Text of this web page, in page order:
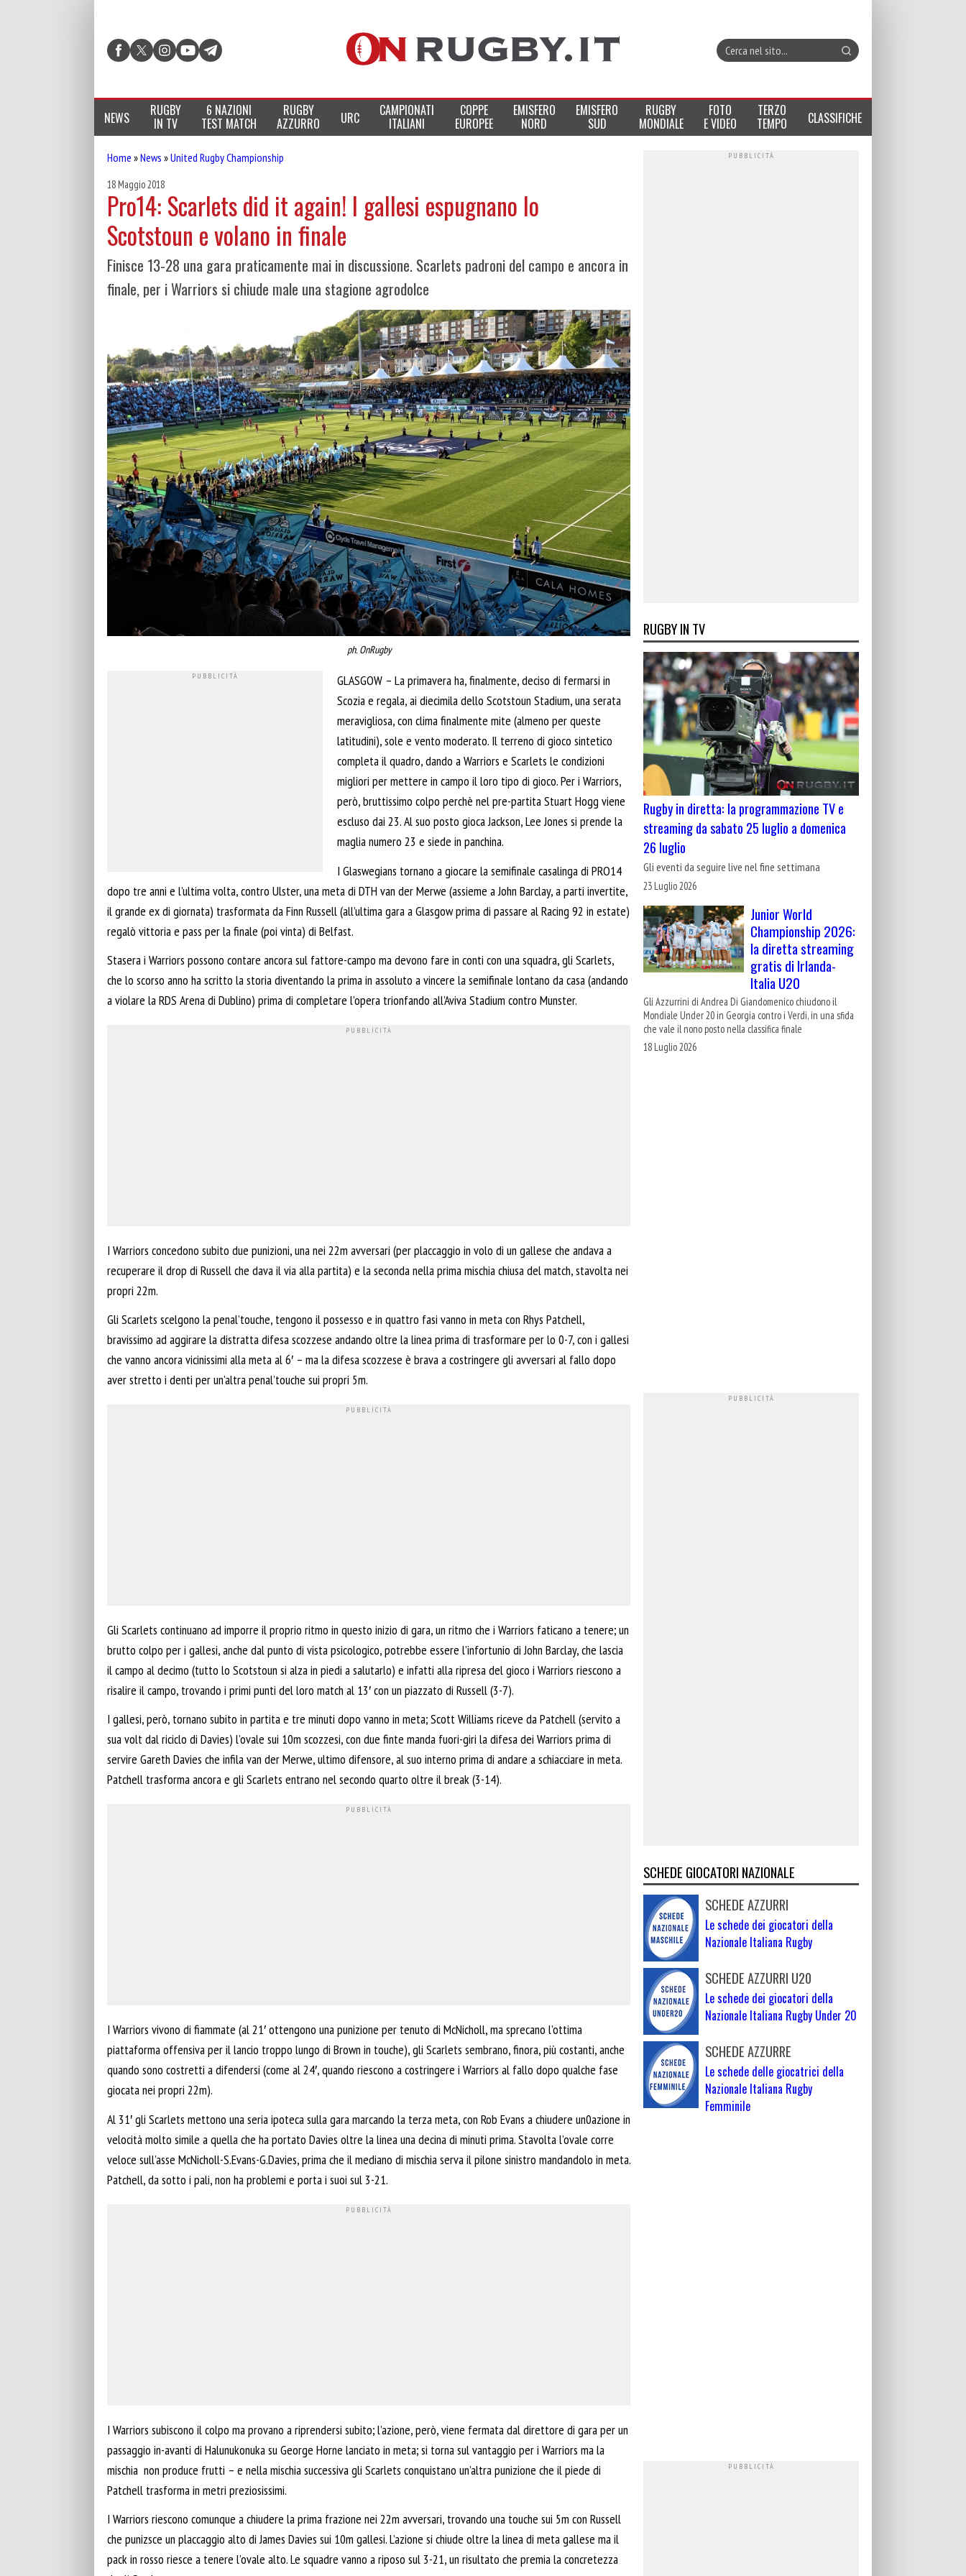
NEWS RUGBY
IN TV
6 NAZIONI
TEST MATCH
RUGBY
AZZURRO URC CAMPIONATI
ITALIANI
COPPE
EUROPEE
EMISFERO
NORD
EMISFERO
SUD
RUGBY
MONDIALE
FOTO
E VIDEO
TERZO
TEMPO CLASSIFICHE
Home »News »United Rugby Championship
18 Maggio 2018
Pro14: Scarlets did it again! I gallesi espugnano lo
Scotstoun e volano in finale
Finisce 13-28 una gara praticamente mai in discussione. Scarlets padroni del campo e ancora in
finale, per i Warriors si chiude male una stagione agrodolce
ph. OnRugby
GLASGOW – La primavera ha, finalmente, deciso di fermarsi in
Scozia e regala, ai diecimila dello Scotstoun Stadium, una serata
meravigliosa, con clima finalmente mite (almeno per queste
latitudini), sole e vento moderato. Il terreno di gioco sintetico
completa il quadro, dando a Warriors e Scarlets le condizioni
migliori per mettere in campo il loro tipo di gioco. Per i Warriors,
però, bruttissimo colpo perchè nel pre-partita Stuart Hogg viene
escluso dai 23. Al suo posto gioca Jackson, Lee Jones si prende la
maglia numero 23 e siede in panchina.
I Glaswegians tornano a giocare la semifinale casalinga di PRO14
dopo tre anni e l’ultima volta, contro Ulster, una meta di DTH van der Merwe (assieme a John Barclay, a parti invertite,
il grande ex di giornata) trasformata da Finn Russell (all’ultima gara a Glasgow prima di passare al Racing 92 in estate)
regalò vittoria e pass per la finale (poi vinta) di Belfast.
Stasera i Warriors possono contare ancora sul fattore-campo ma devono fare in conti con una squadra, gli Scarlets,
che lo scorso anno ha scritto la storia diventando la prima in assoluto a vincere la semifinale lontano da casa (andando
a violare la RDS Arena di Dublino) prima di completare l’opera trionfando all’Aviva Stadium contro Munster.
I Warriors concedono subito due punizioni, una nei 22m avversari (per placcaggio in volo di un gallese che andava a
recuperare il drop di Russell che dava il via alla partita) e la seconda nella prima mischia chiusa del match, stavolta nei
propri 22m.
Gli Scarlets scelgono la penal’touche, tengono il possesso e in quattro fasi vanno in meta con Rhys Patchell,
bravissimo ad aggirare la distratta difesa scozzese andando oltre la linea prima di trasformare per lo 0-7, con i gallesi
che vanno ancora vicinissimi alla meta al 6′ – ma la difesa scozzese è brava a costringere gli avversari al fallo dopo
aver stretto i denti per un’altra penal’touche sui propri 5m.
Gli Scarlets continuano ad imporre il proprio ritmo in questo inizio di gara, un ritmo che i Warriors faticano a tenere; un
brutto colpo per i gallesi, anche dal punto di vista psicologico, potrebbe essere l’infortunio di John Barclay, che lascia
il campo al decimo (tutto lo Scotstoun si alza in piedi a salutarlo) e infatti alla ripresa del gioco i Warriors riescono a
risalire il campo, trovando i primi punti del loro match al 13′ con un piazzato di Russell (3-7).
I gallesi, però, tornano subito in partita e tre minuti dopo vanno in meta; Scott Williams riceve da Patchell (servito a
sua volt dal riciclo di Davies) l’ovale sui 10m scozzesi, con due finte manda fuori-giri la difesa dei Warriors prima di
servire Gareth Davies che infila van der Merwe, ultimo difensore, al suo interno prima di andare a schiacciare in meta.
Patchell trasforma ancora e gli Scarlets entrano nel secondo quarto oltre il break (3-14).
I Warriors vivono di fiammate (al 21′ ottengono una punizione per tenuto di McNicholl, ma sprecano l’ottima
piattaforma offensiva per il lancio troppo lungo di Brown in touche), gli Scarlets sembrano, finora, più costanti, anche
quando sono costretti a difendersi (come al 24′, quando riescono a costringere i Warriors al fallo dopo qualche fase
giocata nei propri 22m).
Al 31′ gli Scarlets mettono una seria ipoteca sulla gara marcando la terza meta, con Rob Evans a chiudere un0azione in
velocità molto simile a quella che ha portato Davies oltre la linea una decina di minuti prima. Stavolta l’ovale corre
veloce sull’asse McNicholl-S.Evans-G.Davies, prima che il mediano di mischia serva il pilone sinistro mandandolo in meta.
Patchell, da sotto i pali, non ha problemi e porta i suoi sul 3-21.
I Warriors subiscono il colpo ma provano a riprendersi subito; l’azione, però, viene fermata dal direttore di gara per un
passaggio in-avanti di Halunukonuka su George Horne lanciato in meta; si torna sul vantaggio per i Warriors ma la
mischia non produce frutti – e nella mischia successiva gli Scarlets conquistano un’altra punizione che il piede di
Patchell trasforma in metri preziosissimi.
I Warriors riescono comunque a chiudere la prima frazione nei 22m avversari, trovando una touche sui 5m con Russell
che punizsce un placcaggio alto di James Davies sui 10m gallesi. L’azione si chiude oltre la linea di meta gallese ma il
pack in rosso riesce a tenere l’ovale alto. Le squadre vanno a riposo sul 3-21, un risultato che premia la concretezza
RUGBY IN TV
Rugby in diretta: la programmazione TV e
streaming da sabato 25 luglio a domenica
26 luglio
Gli eventi da seguire live nel fine settimana
23 Luglio 2026
Junior World
Championship 2026:
la diretta streaming
gratis di Irlanda-
Italia U20
Gli Azzurrini di Andrea Di Giandomenico chiudono il
Mondiale Under 20 in Georgia contro i Verdi, in una sfida
che vale il nono posto nella classifica finale
18 Luglio 2026
SCHEDE GIOCATORI NAZIONALE
SCHEDE AZZURRI
Le schede dei giocatori della
Nazionale Italiana Rugby
SCHEDE AZZURRI U20
Le schede dei giocatori della
Nazionale Italiana Rugby Under 20
SCHEDE AZZURRE
Le schede delle giocatrici della
Nazionale Italiana Rugby
Femminile